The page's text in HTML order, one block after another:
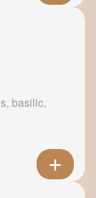
basilic,